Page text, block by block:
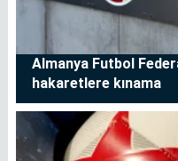
Almanya Futbol
hakaretlere kınama